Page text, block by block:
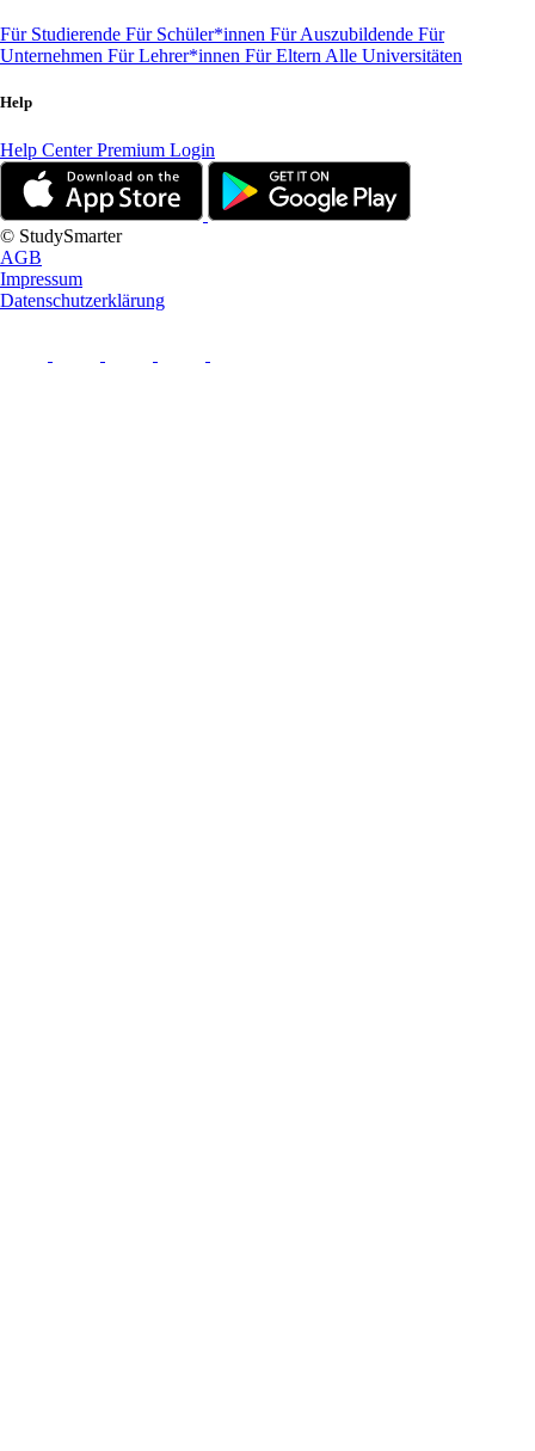
Für Studierende Für Schüler*innen Für Auszubildende Für
Unternehmen Für Lehrer*innen Für Eltern Alle Universitäten
Help
Help CenterPremium Login
© StudySmarter
AGB
Impressum
Datenschutzerklärung